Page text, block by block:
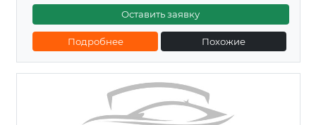
Оставить заявку
Подробнее Похожие